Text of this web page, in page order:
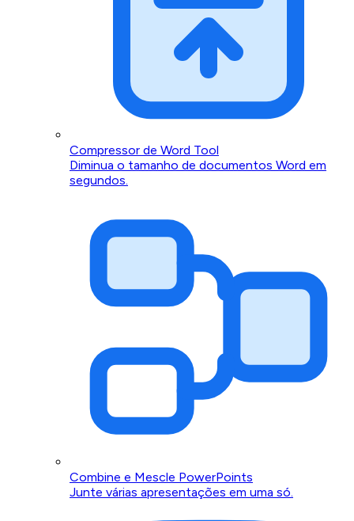
Compressor de Word Tool
Diminua o tamanho de documentos Word em
segundos.
Combine e Mescle PowerPoints
Junte várias apresentações em uma só.